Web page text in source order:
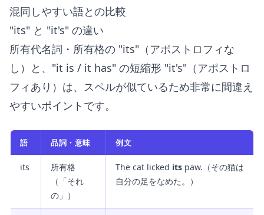
混同しやすい語との比較
"its" と "it's" の違い
所有代名詞・所有格の "its"（アポストロフィな
し）と、"it is / it has" の短縮形 "it's"（アポストロ
フィあり）は、スペルが似ているため非常に間違え
やすいポイントです。
語 品詞・意味 例文
its
所有格
（「それ
の」）
The cat licked its paw.（その猫は
自分の足をなめた。）